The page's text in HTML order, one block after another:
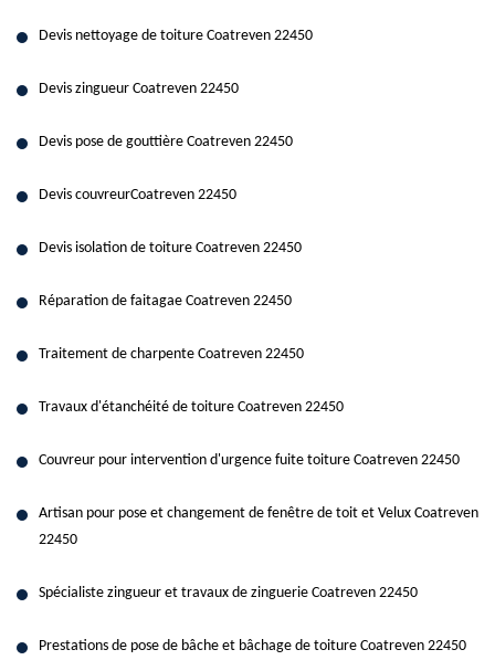
Devis nettoyage de toiture Coatreven 22450
Devis zingueur Coatreven 22450
Devis pose de gouttière Coatreven 22450
Devis couvreurCoatreven 22450
Devis isolation de toiture Coatreven 22450
Réparation de faitagae Coatreven 22450
Traitement de charpente Coatreven 22450
Travaux d'étanchéité de toiture Coatreven 22450
Couvreur pour intervention d'urgence fuite toiture Coatreven 22450
Artisan pour pose et changement de fenêtre de toit et Velux Coatreven
22450
Spécialiste zingueur et travaux de zinguerie Coatreven 22450
Prestations de pose de bâche et bâchage de toiture Coatreven 22450